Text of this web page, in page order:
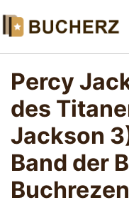
Percy
des
Jackson
Band der